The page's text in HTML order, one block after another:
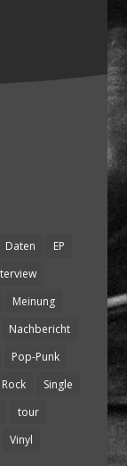
Daten
EP
Meinung
Nachbericht
Pop-Punk
Rock
Single
tour
Vinyl